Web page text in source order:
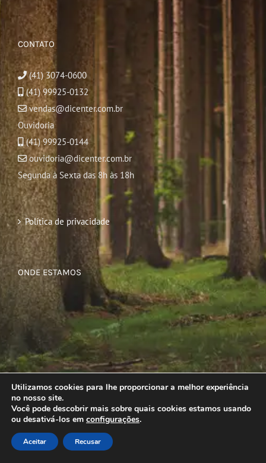
CONTATO
(41) 3074-0600
(41) 99925-0132
vendas@dicenter.com.br
Ouvidoria
(41) 99925-0144
ouvidoria@dicenter.com.br
Segunda à Sexta das 8h às 18h
Política de privacidade
ONDE ESTAMOS
Utilizamos cookies para lhe proporcionar a melhor experiência
no nosso site.
Você pode descobrir mais sobre quais cookies estamos usando
ou desativá-los em configurações.
Aceitar Recusar